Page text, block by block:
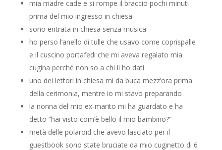
mia madre cade e si rompe il braccio pochi minuti
prima del mio ingresso in chiesa
sono entrata in chiesa senza musica
ho perso l’anello di tulle che usavo come coprispalle
e il cuscino portafedi che mi aveva regalato mia
cugina perché non so a chi li ho dati
uno dei lettori in chiesa mi da buca mezz’ora prima
della cerimonia, mentre io mi stavo preparando
la nonna del mio ex-marito mi ha guardato e ha
detto “hai visto com’è bello il mio bambino?”
metà delle polaroid che avevo lasciato per il
guestbook sono state bruciate da mio cuginetto di 6